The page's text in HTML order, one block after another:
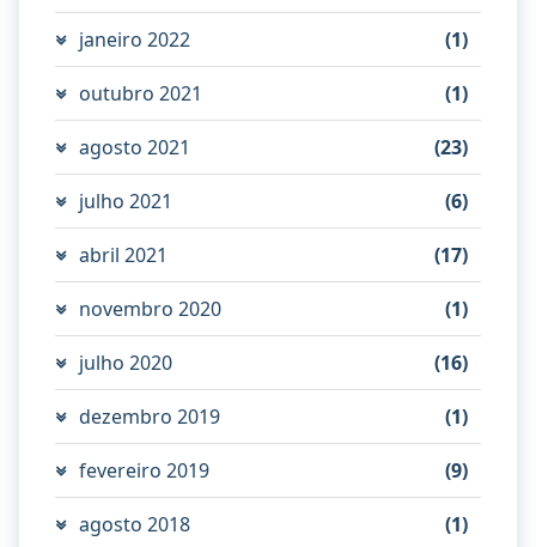
janeiro 2022 (1)
outubro 2021 (1)
agosto 2021 (23)
julho 2021 (6)
abril 2021 (17)
novembro 2020 (1)
julho 2020 (16)
dezembro 2019 (1)
fevereiro 2019 (9)
agosto 2018 (1)